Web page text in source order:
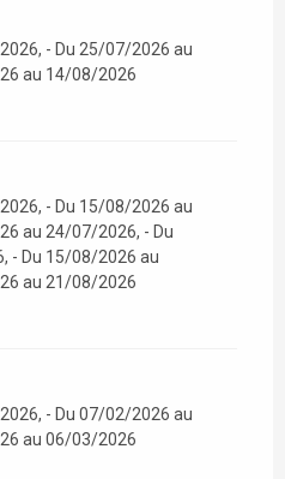
- Du 25/07/2026 au
au 14/08/2026
- Du 15/08/2026 au
au 24/07/2026, - Du
- Du 15/08/2026 au
au 21/08/2026
- Du 07/02/2026 au
au 06/03/2026